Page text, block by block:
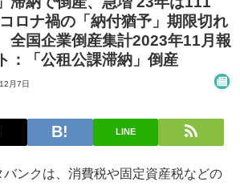
ロナ禍の「納付猶予」期限切れ
国企業倒産集計2023年11月報
：「公租公課滞納」倒産
月7日
LINE
ンクは、消費税や固定資産税などの